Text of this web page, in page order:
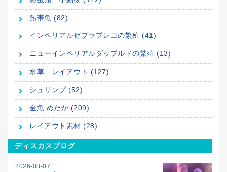
熱帯魚 (82)
インペリアルゼブラプレコの繁殖 (41)
ニューインペリアルダップルドの繁殖 (13)
水草 レイアウト (127)
シュリンプ (52)
金魚 めだか (209)
レイアウト素材 (28)
ディスカスブログ
2026-08-07